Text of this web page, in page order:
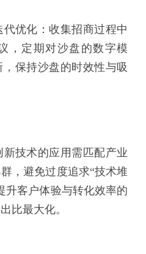
优化：收集招商过程中
，定期对沙盘的数字模
保持沙盘的时效性与吸
技术的应用需匹配产业
，避免过度追求“技术堆
升客户体验与转化效率的
比最大化。